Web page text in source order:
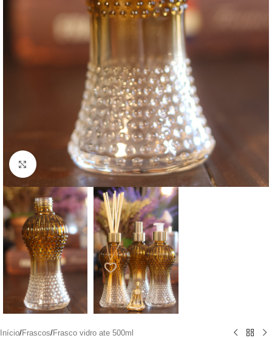
Clique para ampliar
Início/Frascos/Frasco vidro ate 500ml